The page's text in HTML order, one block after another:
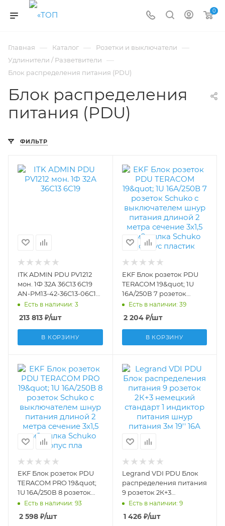
0
Главная — Каталог — Розетки и выключатели —
Удлинители / Разветвители —
Блок распределения питания (PDU)
Блок распределения
питания (PDU)
ФИЛЬТР
ITK ADMIN PDU PV1212
мон. 1Ф 32А 36С13 6С19
AN-PM13-42-36C13-06C19-
41 Есть в наличии: 3
213 813 ₽/шт
В КОРЗИНУ
EKF Блок розеток PDU
TERACOM 19&quot; 1U
16А/250В 7 розеток
Schuko с выключателем
шнур питания длиной 2
метра сечение 3x1,5 мм2
вилка Schuko корпус
пластик TRC-HPD-LS-
Есть в наличии: 39
2 204₽/шт
В КОРЗИНУ
EKF Блок розеток PDU
TERACOM PRO 19&quot;
1U 16А/250В 8 розеток
Schuko с выключателем
шнур питания длиной 2
метра сечение 3x1,5 мм2
Есть в наличии: 93
2 598 ₽/шт
Legrand VDI PDU Блок
распределения питания
9 розеток 2К+3
немецкий стандарт 1
индиктор питания шнур
питания 3м 19'' 16А
Есть в наличии: 9
1 426₽/шт